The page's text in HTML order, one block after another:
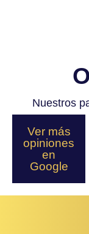
Nuestros
Ver más
opiniones
en
Google